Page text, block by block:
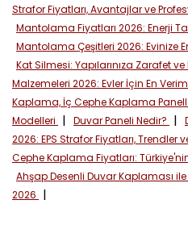
Strafor Fiyatları, Avantajlar ve
Mantolama Fiyatları 2026: Enerji
Mantolama Çeşitleri 2026: Evinize
Kat Silmesi: Yapılarınıza Zarafet
Malzemeleri 2026: Evler İçin En
Kaplama, İç Cephe Kaplama
Modelleri | Duvar Paneli Nedir? |
2026: EPS Strafor Fiyatları, Trendler
Cephe Kaplama Fiyatları:
Ahşap Desenli Duvar Kaplaması ile
2026 |